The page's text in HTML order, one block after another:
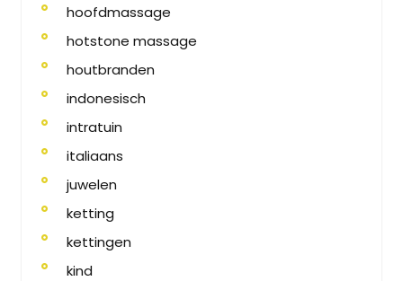
hoofdmassage
hotstone massage
houtbranden
indonesisch
intratuin
italiaans
juwelen
ketting
kettingen
kind